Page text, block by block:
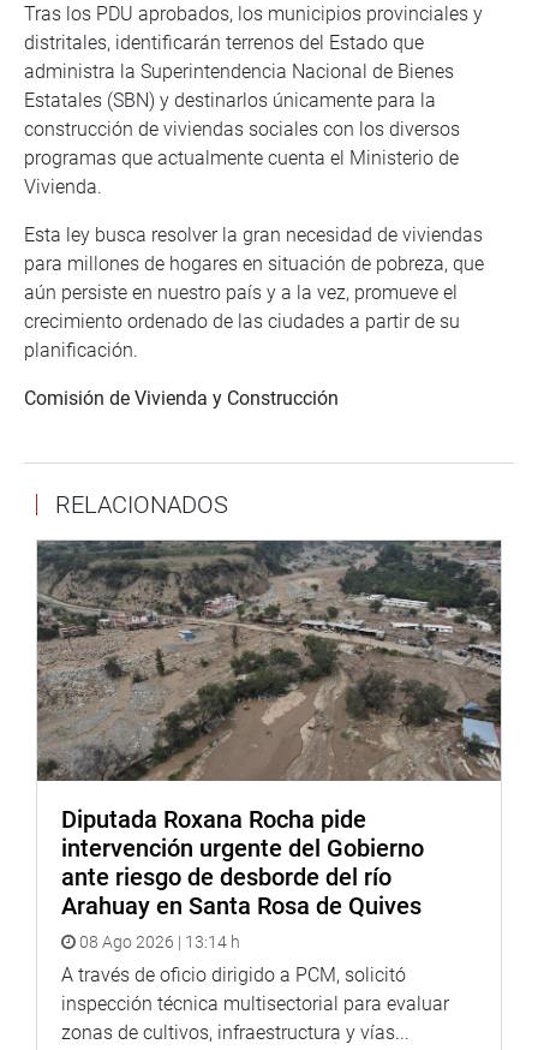
Tras los PDU aprobados, los municipios provinciales y
distritales, identificarán terrenos del Estado que
administra la Superintendencia Nacional de Bienes
Estatales (SBN) y destinarlos únicamente para la
construcción de viviendas sociales con los diversos
programas que actualmente cuenta el Ministerio de
Vivienda.
Esta ley busca resolver la gran necesidad de viviendas
para millones de hogares en situación de pobreza, que
aún persiste en nuestro país y a la vez, promueve el
crecimiento ordenado de las ciudades a partir de su
planificación.
Comisión de Vivienda y Construcción
RELACIONADOS
Diputada Roxana Rocha pide
intervención urgente del Gobierno
ante riesgo de desborde del río
Arahuay en Santa Rosa de Quives
08 Ago 2026 | 13:14 h
A través de oficio dirigido a PCM, solicitó
inspección técnica multisectorial para evaluar
zonas de cultivos, infraestructura y vías...